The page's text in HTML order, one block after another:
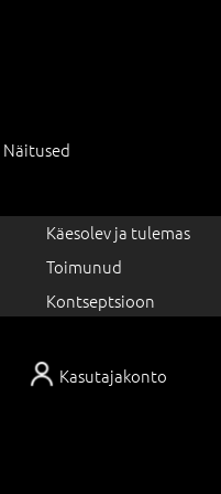
Kasutajakonto
Näitused
Käesolev ja tulemas
Toimunud
Kontseptsioon